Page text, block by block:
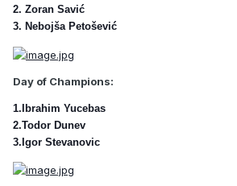
2. Zoran Savić
3. Nebojša Petošević
Day of Champions:
1.Ibrahim Yucebas
2.Todor Dunev
3.Igor Stevanovic